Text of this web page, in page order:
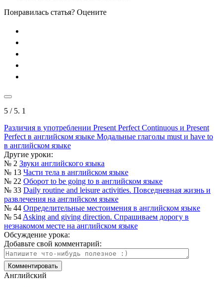
Понравилась статья? Оцените
5 / 5. 1
Различия в употреблении Present Perfect Continuous и Present
Perfect в английском языке Модальные глаголы must и have to
в английском языке
Другие уроки:
№ 2 Звуки английского языка
№ 13 Части тела в английском языке
№ 22 Оборот to be going to в английском языке
№ 33 Daily routine and leisure activities. Повседневная жизнь и
развлечения на английском языке
№ 44 Определительные местоимения в английском языке
№ 54 Asking and giving direction. Спрашиваем дорогу в
незнакомом месте на английском языке
Обсуждение урока:
Добавьте свой комментарий:
Английский